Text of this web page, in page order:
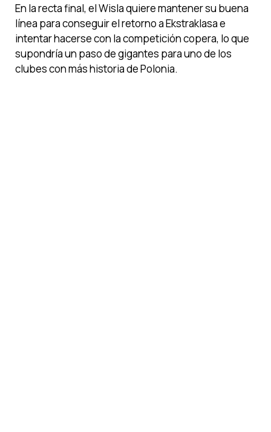
En la recta final, el Wisla quiere mantener su buena
línea para conseguir el retorno a Ekstraklasa e
intentar hacerse con la competición copera, lo que
supondría un paso de gigantes para uno de los
clubes con más historia de Polonia.